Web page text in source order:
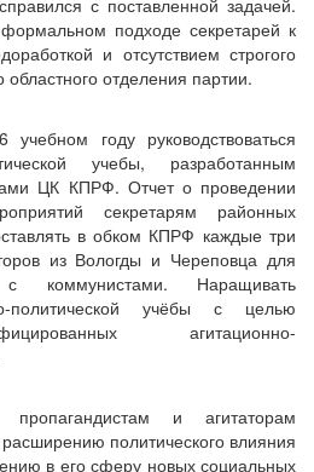
с поставленной задачей.
подходе секретарей к
и отсутствием строгого
отделения партии.
году руководствоваться
учебы, разработанным
ЦК КПРФ. Отчет о проведении
секретарям районных
в обком КПРФ каждые три
из Вологды и Череповца для
коммунистами. Наращивать
политической учёбы с целью
агитационно­-
и агитаторам
политического влияния
в его сферу новых социальных